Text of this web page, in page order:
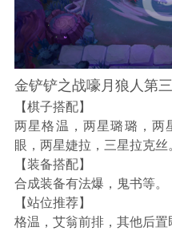
金铲铲之战嚎月狼人第
【棋子搭配】
两星格温，两星璐璐，两
眼，两星婕拉，三星拉克丝。
【装备搭配】
合成装备有法爆，鬼书等。
【站位推荐】
格温，艾翁前排，其他后置